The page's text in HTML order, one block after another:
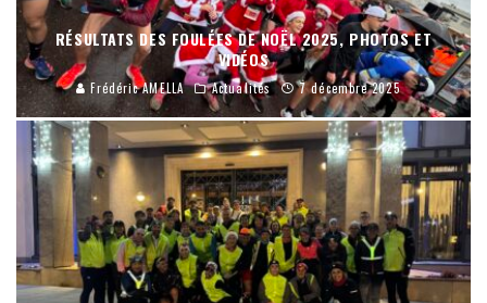
RÉSULTATS DES FOULÉES DE NOËL 2025, PHOTOS ET
VIDÉOS
Frédéric AMELLA Actualités 7 décembre 2025